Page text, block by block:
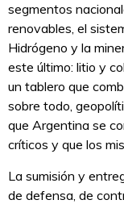
segmentos
renovables, el
Hidrógeno y la
este último: litio y
un tablero que
sobre todo,
que Argentina se
críticos y que los
La sumisión y
de defensa, de